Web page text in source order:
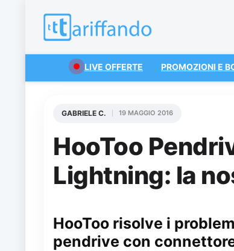
LIVE OFFERTE PROMOZIONI E
HooToo
Lightning: la
GABRIELE C. 19 MAGGIO 2016
HooToo risolve i
pendrive con